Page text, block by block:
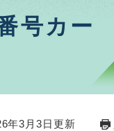
号カー
年3月3日更新